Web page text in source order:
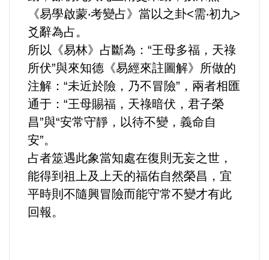
環境/資源/能源
交通運輸
中美台
正能量
餐飲美食
蔬/素食
法制/司法/監督
《易學啟蒙‧考變占》當以之卦<需‧初九>
爻辭為占。
所以《易林》占斷為：“王母多福，天祿
所伏”與來知德《易經來註圖解》所做的
注解：“未近於險，乃不冒險”，兩者相匯
通于：“王母賜福，天祿暗伏，君子榮
昌”與“安常守靜，以待不變，義命自
安”。
占者筮遇此象當知處在復則无妄之世，
能得到祖上及上天的福佑自然榮昌，宜
平時則不隨興冒險而能守常不變才有此
回報。